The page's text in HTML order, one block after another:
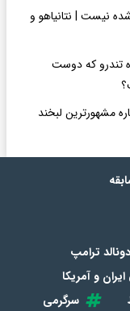
نیست | نتانیاهو و
تندرو که دوست
مشهورترین لبخند
دونالد ترامپ
و آمریکا
سرگرمی